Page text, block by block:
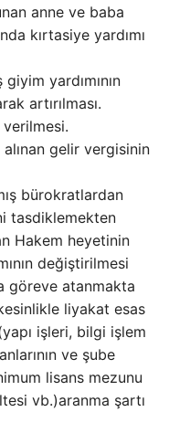
anne ve baba
kırtasiye yardımı
yardımının
artırılması.
verilmesi.
alınan gelir vergisinin
bürokratlardan
tasdiklemekten
Hakem heyetinin
değiştirilmesi
göreve atanmakta
liyakat esas
işleri, bilgi işlem
ve şube
lisans mezunu
vb.)aranma şartı